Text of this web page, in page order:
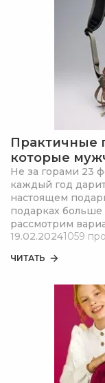
Практичные
которые
Не за горами 23
каждый год
настоящем
подарках больше
рассмотрим
пронизан
19.02.20241059
ЧИТАТЬ